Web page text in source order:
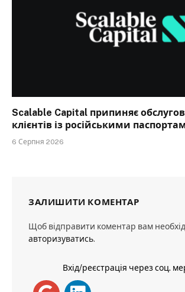
Scalable Capital припиняє
клієнтів із російськими
6 Серпня 2026
ЗАЛИШИТИ КОМЕНТАР
Щоб відправити коментар вам
авторизуватись.
Вхід/реєстрація через соц.